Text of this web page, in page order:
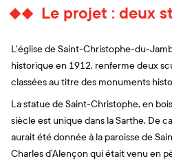
Le projet : deux
L'église de Saint-Christophe-du-
historique en 1912, renferme deux
classées au titre des monuments
La statue de Saint-Christophe, en
siècle est unique dans la Sarthe. De
aurait été donnée à la paroisse de
Charles d’Alençon qui était venu en